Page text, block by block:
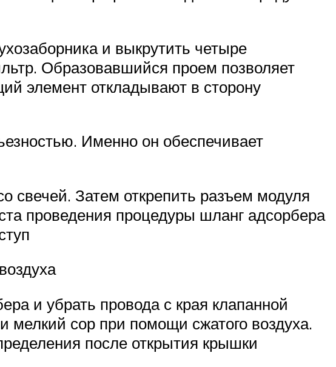
и выкрутить четыре
Образовавшийся проем позволяет
элемент откладывают в сторону
Именно он обеспечивает
свечей. Затем открепить разъем модуля
проведения процедуры шланг адсорбера
и убрать провода с края клапанной
сор при помощи сжатого воздуха.
после открытия крышки